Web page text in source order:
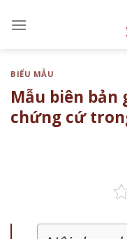
đến
BIỂU MẪU
Mẫu biên bản
chứng cứ